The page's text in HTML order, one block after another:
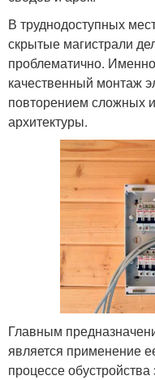
В труднодоступных
скрытые магистрали
проблематично. Именно
качественный монтаж
повторением сложных
архитектуры.
Главным
является применение
процессе обустройства